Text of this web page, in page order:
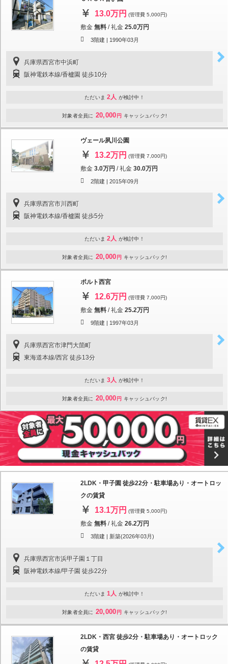
13.0万円 (管理費 5,000円)
敷金 無料 /礼金 25.0万円
3階建 | 1990年03月
兵庫県西宮市中浜町
阪神電鉄本線/香櫨園 徒歩10分
ただいま 2人 が検討中！
対象者全員に 20,000 円 キャッシュバック!
ヴェール夙川公園
13.2万円 (管理費 7,000円)
敷金 3.0万円 /礼金 30.0万円
2階建 | 2015年09月
兵庫県西宮市川西町
阪神電鉄本線/香櫨園 徒歩5分
ただいま 2人 が検討中！
対象者全員に 20,000 円 キャッシュバック!
ポルト西宮
12.6万円 (管理費 7,000円)
敷金 無料 /礼金 25.2万円
9階建 | 1997年03月
兵庫県西宮市津門大箇町
東海道本線/西宮 徒歩13分
ただいま 3人 が検討中！
対象者全員に 20,000 円 キャッシュバック!
2LDK・甲子園 徒歩22分・駐車場あり・オートロッ
クの賃貸
13.1万円 (管理費 5,000円)
敷金 無料 /礼金 26.2万円
3階建 | 新築(2026年03月)
兵庫県西宮市浜甲子園１丁目
阪神電鉄本線/甲子園 徒歩22分
ただいま 1人 が検討中！
対象者全員に 20,000 円 キャッシュバック!
2LDK・西宮 徒歩2分・駐車場あり・オートロック
の賃貸